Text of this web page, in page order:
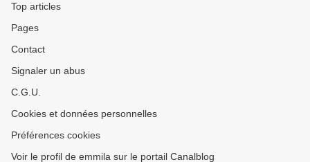
Top articles
Pages
Contact
Signaler un abus
C.G.U.
Cookies et données personnelles
Préférences cookies
Voir le profil de emmila sur le portail Canalblog